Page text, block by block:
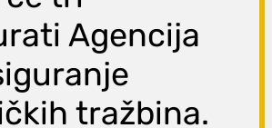
Agencija
tražbina.